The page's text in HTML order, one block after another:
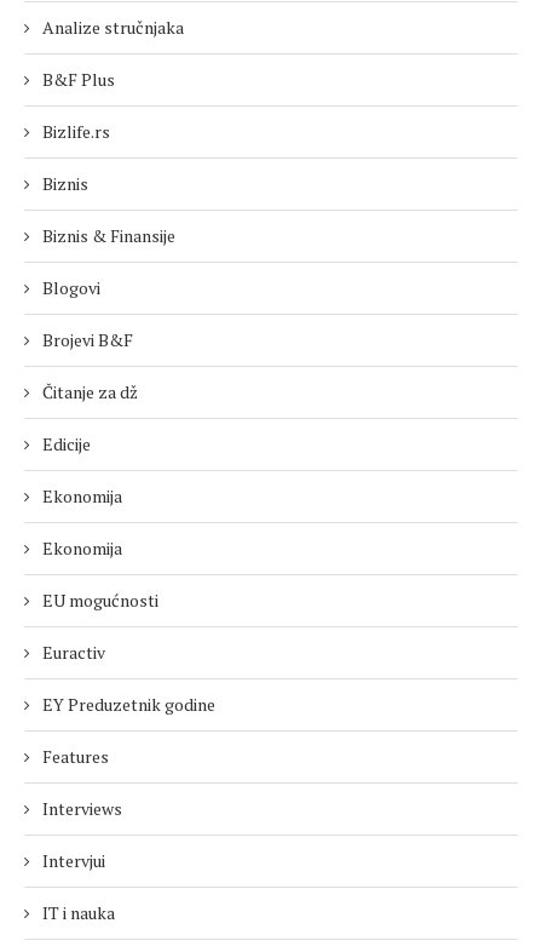
Analize stručnjaka
B&F Plus
Bizlife.rs
Biznis
Biznis & Finansije
Blogovi
Brojevi B&F
Čitanje za dž
Edicije
Ekonomija
Ekonomija
EU mogućnosti
Euractiv
EY Preduzetnik godine
Features
Interviews
Intervjui
IT i nauka